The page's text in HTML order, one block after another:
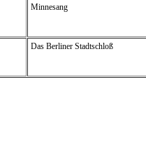
Minnesang
Das Berliner Stadtschloß